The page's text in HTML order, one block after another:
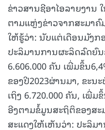
ຂ່າວສານຊີອາໄອລາຍງານ
ຕາມແຫຼ່ງຂ່າວຈາກສະມາ
ໃຫ້ຮູ້ວ່າ: ນັບແຕ່ເດືອນມັງ
ປະລິມານການຜະລິດລົດຍົນ
6.606.000 ຄັນ ເພີ່ມຂຶ້ນ
ຂອງປີ2023ຜ່ານມາ, ຂະ
ເຖິງ 6.720.000 ຄັນ, ເພີ່ມ
ອີງຕາມຂໍ້ມູນສະຖິຕິຂອງສ
ສະແດງໃຫ້ເຫັນວ່າ: ປະລິ